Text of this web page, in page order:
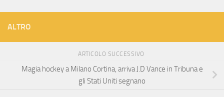
ALTRO
ARTICOLO SUCCESSIVO
Magia hockey a Milano Cortina, arriva J.D Vance in Tribuna e
gli Stati Uniti segnano